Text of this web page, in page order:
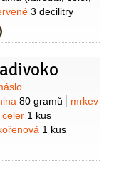
3 decilitry
80 gramů
mrkev
celer 1 kus
1 kus
víno červené